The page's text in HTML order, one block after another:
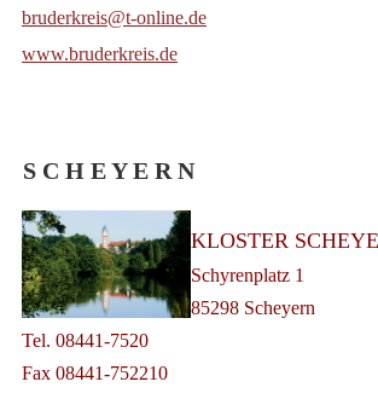
bruderkreis@t-online.de
www.bruderkreis.de
S C H E Y E R N
KLOSTER
Schyrenplatz 1
85298 Scheyern
Tel. 08441-7520
Fax 08441-752210